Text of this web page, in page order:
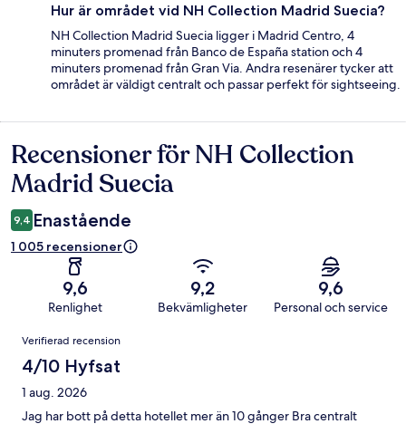
Hur är området vid NH Collection Madrid Suecia?
NH Collection Madrid Suecia ligger i Madrid Centro, 4
minuters promenad från Banco de España station och 4
minuters promenad från Gran Via. Andra resenärer tycker att
området är väldigt centralt och passar perfekt för sightseeing.
Recensioner
Recensioner för NH Collection
Madrid Suecia
9,4 Enastående
1 005 recensioner
9,6
Renlighet
9,2
Bekvämligheter
9,6
Personal och service
Recensioner
Verifierad recension
4/10 Hyfsat
1 aug. 2026
Jag har bott på detta hotellet mer än 10 gånger Bra centralt